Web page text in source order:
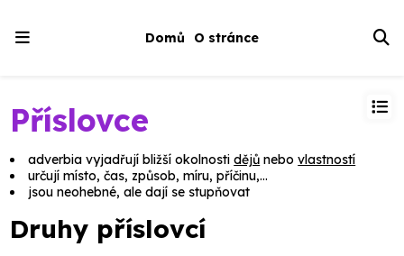
Domů O stránce
Příslovce
adverbia vyjadřují bližší okolnostidějů nebovlastností
určují místo, čas, způsob, míru, příčinu,…
jsou neohebné, ale dají se stupňovat
Druhy příslovcí